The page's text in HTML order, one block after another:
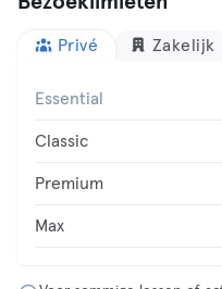
Privé Zakelijk
Essential
Classic
Premium
Max